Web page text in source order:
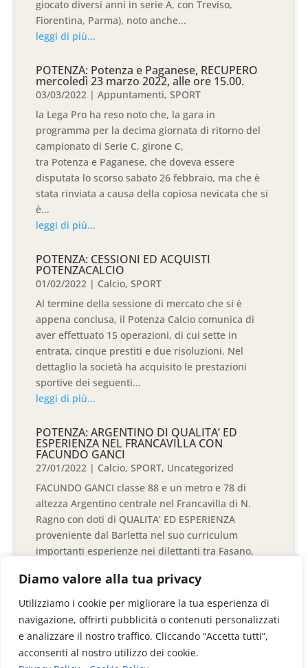
Diamo valore alla tua privacy
Utilizziamo i cookie per migliorare la tua esperienza di
navigazione, offrirti pubblicità o contenuti personalizzati
e analizzare il nostro traffico. Cliccando “Accetta tutti”,
acconsenti al nostro utilizzo dei cookie.
giocato diversi anni in serie A, con Treviso,
Fiorentina, Parma), noto anche...
leggi di più...
POTENZA: Potenza e Paganese, RECUPERO
mercoledì 23 marzo 2022, alle ore 15.00.
03/03/2022 |Appuntamenti,SPORT
la Lega Pro ha reso noto che, la gara in
programma per la decima giornata di ritorno del
campionato di Serie C, girone C,
tra Potenza e Paganese, che doveva essere
disputata lo scorso sabato 26 febbraio, ma che è
stata rinviata a causa della copiosa nevicata che si
è...
leggi di più...
POTENZA: CESSIONI ED ACQUISTI
POTENZACALCIO
01/02/2022 | Calcio,SPORT
Al termine della sessione di mercato che si è
appena conclusa, il Potenza Calcio comunica di
aver effettuato 15 operazioni, di cui sette in
entrata, cinque prestiti e due risoluzioni. Nel
dettaglio la società ha acquisito le prestazioni
sportive dei seguenti...
leggi di più...
POTENZA: ARGENTINO DI QUALITA’ ED
ESPERIENZA NEL FRANCAVILLA CON
FACUNDO GANCI
27/01/2022 | Calcio,SPORT, Uncategorized
FACUNDO GANCI classe 88 e un metro e 78 di
altezza Argentino centrale nel Francavilla di N.
Ragno con doti di QUALITA’ ED ESPERIENZA
proveniente dal Barletta nel suo curriculum
importanti esperienze nei dilettanti tra Fasano,
leggi di più...
« Articoli Precedenti Articoli Successivi »